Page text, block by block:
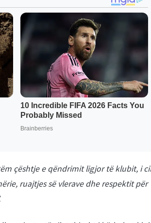
çështje e qëndrimit ligjor të klubit, i
ruajtjes së vlerave dhe respektit për